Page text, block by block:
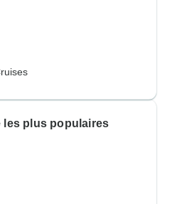
les plus populaires